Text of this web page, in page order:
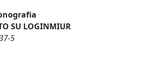
SU LOGINMIUR
5